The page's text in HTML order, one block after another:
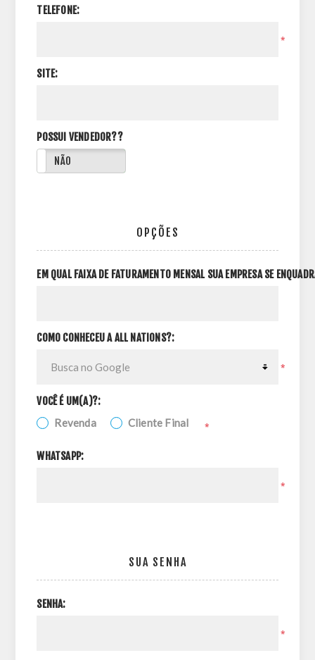
TELEFONE:
*
SITE:
POSSUI VENDEDOR??
NÃO
OPÇÕES
EM QUAL FAIXA DE FATURAMENTO MENSAL SUA EMPRESA SE
COMO CONHECEU A ALL NATIONS?:
*
VOCÊ É UM(A)?:
Revenda Cliente Final *
WHATSAPP:
*
SUA SENHA
SENHA:
*